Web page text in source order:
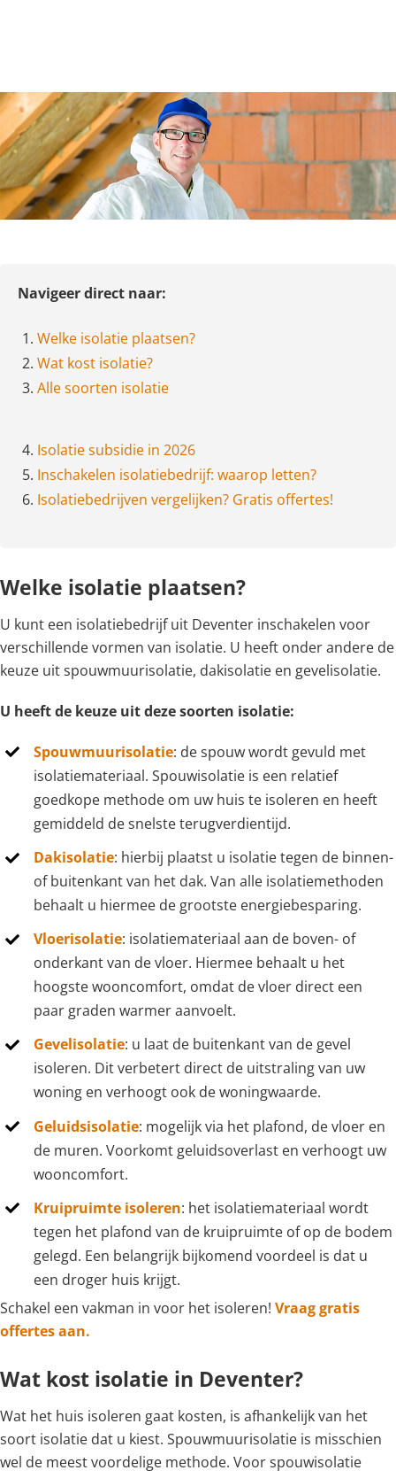
Navigeer direct naar:
1. Welke isolatie plaatsen?
2. Wat kost isolatie?
3. Alle soorten isolatie
4. Isolatie subsidie in 2026
5. Inschakelen isolatiebedrijf: waarop letten?
6. Isolatiebedrijven vergelijken? Gratis offertes!
Welke isolatie plaatsen?
U kunt een isolatiebedrijf uit Deventer inschakelen voor
verschillende vormen van isolatie. U heeft onder andere de
keuze uit spouwmuurisolatie, dakisolatie en gevelisolatie.
U heeft de keuze uit deze soorten isolatie:
Spouwmuurisolatie: de spouw wordt gevuld met
isolatiemateriaal. Spouwisolatie is een relatief
goedkope methode om uw huis te isoleren en heeft
gemiddeld de snelste terugverdientijd.
Dakisolatie: hierbij plaatst u isolatie tegen de binnen-
of buitenkant van het dak. Van alle isolatiemethoden
behaalt u hiermee de grootste energiebesparing.
Vloerisolatie: isolatiemateriaal aan de boven- of
onderkant van de vloer. Hiermee behaalt u het
hoogste wooncomfort, omdat de vloer direct een
paar graden warmer aanvoelt.
Gevelisolatie: u laat de buitenkant van de gevel
isoleren. Dit verbetert direct de uitstraling van uw
woning en verhoogt ook de woningwaarde.
Geluidsisolatie: mogelijk via het plafond, de vloer en
de muren. Voorkomt geluidsoverlast en verhoogt uw
wooncomfort.
Kruipruimte isoleren: het isolatiemateriaal wordt
tegen het plafond van de kruipruimte of op de bodem
gelegd. Een belangrijk bijkomend voordeel is dat u
een droger huis krijgt.
Schakel een vakman in voor het isoleren! Vraag gratis
offertes aan.
Wat kost isolatie in Deventer?
Wat het huis isoleren gaat kosten, is afhankelijk van het
soort isolatie dat u kiest. Spouwmuurisolatie is misschien
wel de meest voordelige methode. Voor spouwisolatie